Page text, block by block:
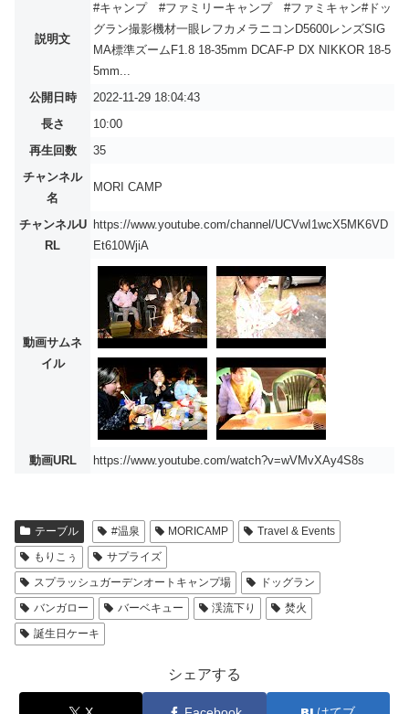
説明文
#キャンプ #ファミリーキャンプ #ファミキャン#ドッ
グラン撮影機材一眼レフカメラニコンD5600レンズSIG
MA標準ズームF1.8 18-35mm DCAF-P DX NIKKOR 18-5
5mm...
公開日時
2022-11-29 18:04:43
長さ
10:00
再生回数
35
チャンネル
名
MORI CAMP
チャンネルU
RL
https://www.youtube.com/channel/UCVwI1wcX5MK6VD
Et610WjiA
動画サムネ
イル
動画URL https://www.youtube.com/watch?v=wVMvXAy4S8s
テーブル #温泉 MORICAMP
Travel & Events
もりこぅ
サプライズ
スプラッシュガーデンオートキャンプ場
ドッグラン
バンガロー
バーベキュー 渓流下り
焚火
誕生日ケーキ
シェアする